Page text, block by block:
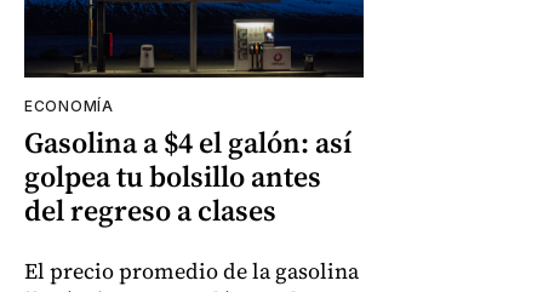
ECONOMÍA
Gasolina a $4 el galón: así
golpea tu bolsillo antes
del regreso a clases
El precio promedio de la gasolina